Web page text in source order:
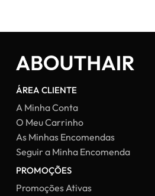
ÁREA CLIENTE
A Minha Conta
O Meu Carrinho
As Minhas Encomendas
Seguir a Minha Encomenda
PROMOÇÕES
Promoções Ativas